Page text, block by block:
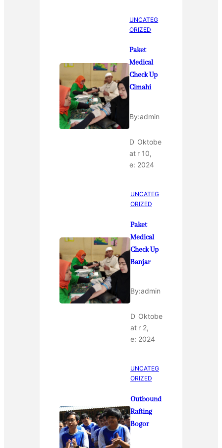
UNCATEG
ORIZED
Paket
Medical
Check Up
Cimahi
By:admin
D
at
e:
Oktobe
r 10,
2024
UNCATEG
ORIZED
Paket
Medical
Check Up
Banjar
By:admin
D
at
e:
Oktobe
r 2,
2024
UNCATEG
ORIZED
Outbound
Rafting
Bogor